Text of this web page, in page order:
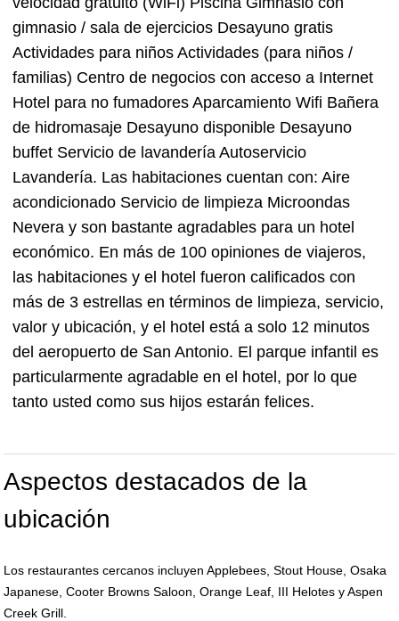
gimnasio / sala de ejercicios Desayuno gratis
Actividades para niños Actividades (para niños /
familias) Centro de negocios con acceso a Internet
Hotel para no fumadores Aparcamiento Wifi Bañera
de hidromasaje Desayuno disponible Desayuno
buffet Servicio de lavandería Autoservicio
Lavandería. Las habitaciones cuentan con: Aire
acondicionado Servicio de limpieza Microondas
Nevera y son bastante agradables para un hotel
económico. En más de 100 opiniones de viajeros,
las habitaciones y el hotel fueron calificados con
más de 3 estrellas en términos de limpieza, servicio,
valor y ubicación, y el hotel está a solo 12 minutos
del aeropuerto de San Antonio. El parque infantil es
particularmente agradable en el hotel, por lo que
tanto usted como sus hijos estarán felices.
Aspectos destacados de la
ubicación
Los restaurantes cercanos incluyen Applebees, Stout House, Osaka
Japanese, Cooter Browns Saloon, Orange Leaf, III Helotes y Aspen
Creek Grill.